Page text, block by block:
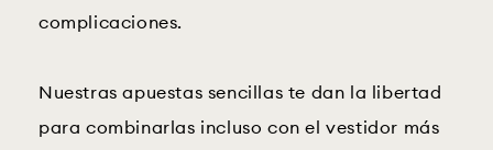
complicaciones.
Nuestras apuestas sencillas te dan la libertad
para combinarlas incluso con el vestidor más